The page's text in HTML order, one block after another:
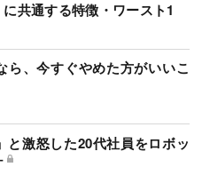
共通する特徴・ワースト1
ら、今すぐやめた方がいいこ
激怒した20代社員をロボッ